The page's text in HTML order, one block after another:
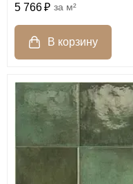
5 766 м²